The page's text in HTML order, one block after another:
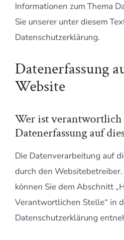
Informationen zum Thema
Sie unserer unter diesem
Datenschutzerklärung.
Datenerfassung
Website
Wer ist
Datenerfassung auf
Die Datenverarbeitung auf
durch den
können Sie dem Abschnitt
Verantwortlichen Stelle“ in
Datenschutzerklärung